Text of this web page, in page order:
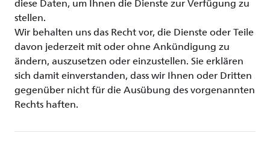
diese Daten, um Ihnen die Dienste zur Verfügung zu
stellen.
Wir behalten uns das Recht vor, die Dienste oder Teile
davon jederzeit mit oder ohne Ankündigung zu
ändern, auszusetzen oder einzustellen. Sie erklären
sich damit einverstanden, dass wir Ihnen oder Dritten
gegenüber nicht für die Ausübung des vorgenannten
Rechts haften.